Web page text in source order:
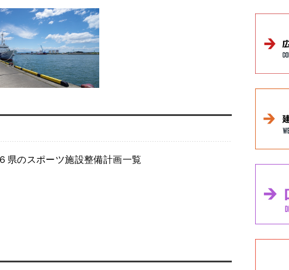
県のスポーツ施設整備計画一覧